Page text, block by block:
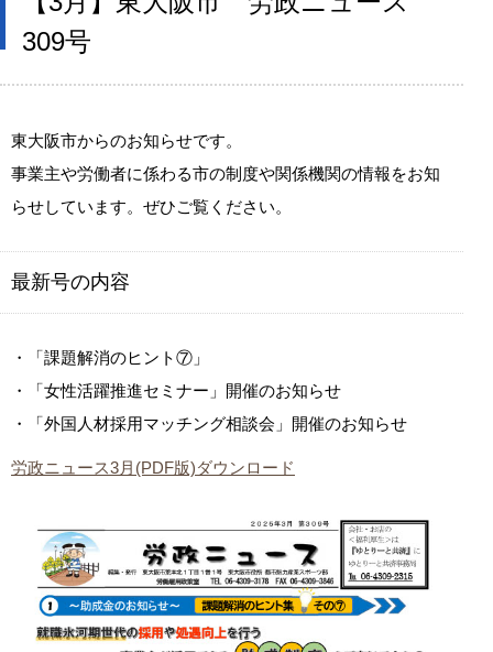
309号
東大阪市からのお知らせです。
事業主や労働者に係わる市の制度や関係機関の情報をお知
らせしています。ぜひご覧ください。
最新号の内容
・「課題解消のヒント⑦」
・「女性活躍推進セミナー」開催のお知らせ
・「外国人材採用マッチング相談会」開催のお知らせ
労政ニュース3月(PDF版)ダウンロード